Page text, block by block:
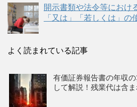
開示書類や法令等におけ
「又は」「若しくは」の
よく読まれている記事
有価証券報告書の年収
して解説！残業代は含ま